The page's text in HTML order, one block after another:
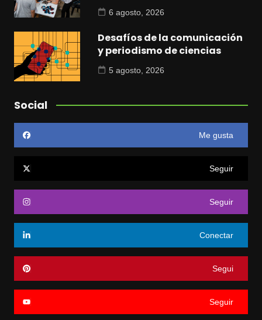
6 agosto, 2026
Desafíos de la comunicación
y periodismo de ciencias
5 agosto, 2026
Social
Me gusta
Seguir
Seguir
Conectar
Segui
Seguir